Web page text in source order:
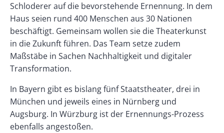
Schloderer auf die bevorstehende Ernennung. In dem
Haus seien rund 400 Menschen aus 30 Nationen
beschäftigt. Gemeinsam wollen sie die Theaterkunst
in die Zukunft führen. Das Team setze zudem
Maßstäbe in Sachen Nachhaltigkeit und digitaler
Transformation.
In Bayern gibt es bislang fünf Staatstheater, drei in
München und jeweils eines in Nürnberg und
Augsburg. In Würzburg ist der Ernennungs-Prozess
ebenfalls angestoßen.